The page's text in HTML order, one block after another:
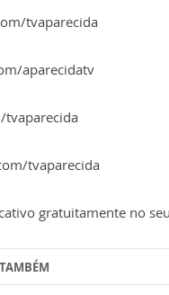
tvaparecida
aparecidatv
tvaparecida
gratuitamente no